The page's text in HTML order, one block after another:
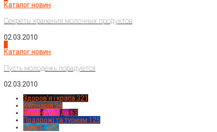
Каталог новин
Секреты хранения молочных продуктов
02.03.2010
Каталог новин
Пусть молодежь порадуется
02.03.2010
Здоров'я і краса 321
Кулінарія 94
Новинки моди 63
Подорожі та туризм 125
Спорт1224